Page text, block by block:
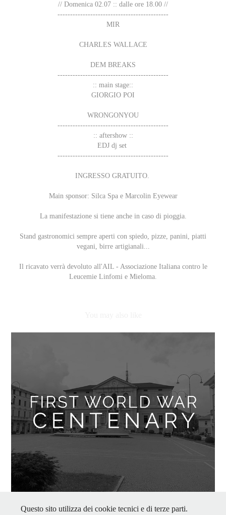
// Domenica 02.07 :: dalle ore 18.00 //
--------------------------------------------
MIR
CHARLES WALLACE
DEM BREAKS
--------------------------------------------
:: main stage::
GIORGIO POI
WRONGONYOU
--------------------------------------------
:: aftershow ::
EDJ dj set
--------------------------------------------
INGRESSO GRATUITO.
Main sponsor: Silca Spa e Marcolin Eyewear
La manifestazione si tiene anche in caso di pioggia.
Stand gastronomici sempre aperti con spiedo, pizze, panini, piatti
vegani, birre artigianali...
Il ricavato verrà devoluto all'AIL - Associazione Italiana contro le
Leucemie Linfomi e Mieloma.
First World War Centenary
Questo sito utilizza dei cookie tecnici e di terze parti.